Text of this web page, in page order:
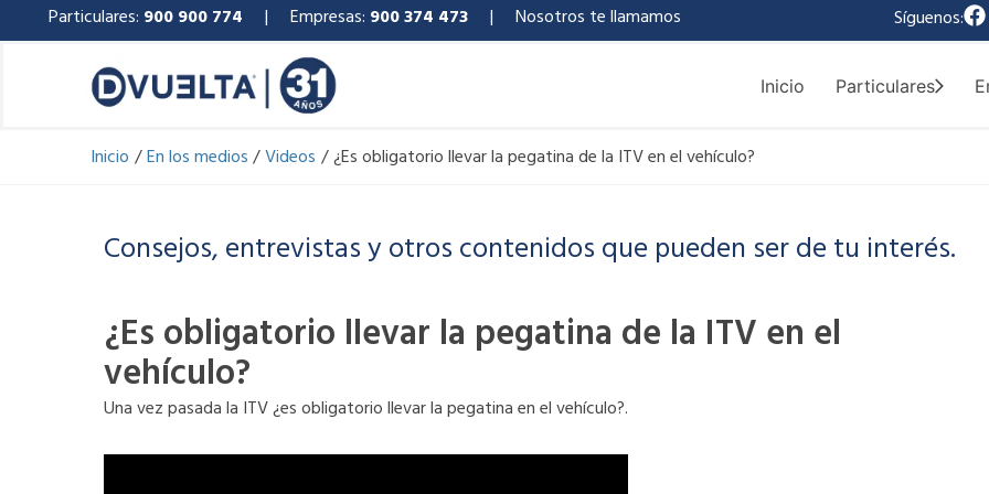
al
Particulares: 900 900 774 | Empresas: 900 374 473| Nosotros te llamamos Síguenos: F
a
e
b
Inicio Particulares
Inicio En los medios Videos ¿Es obligatorio llevar la pegatina de la ITV en el vehículo?
Consejos, entrevistas y otros contenidos que pueden ser de tu interés.
¿Es obligatorio llevar la pegatina de la ITV en el
vehículo?
Una vez pasada la ITV ¿es obligatorio llevar la pegatina en el vehículo?.